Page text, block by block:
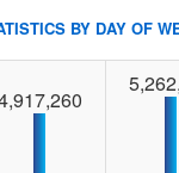
BY DAY OF